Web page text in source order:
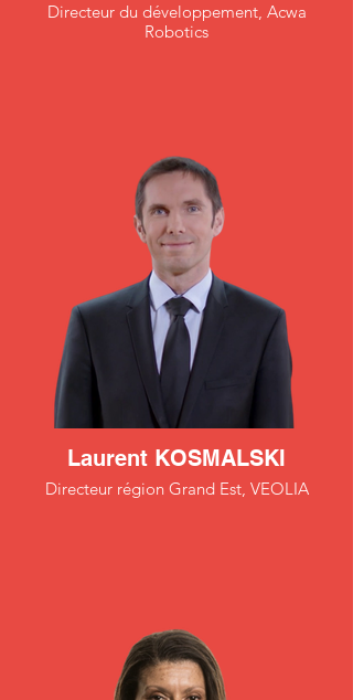
Directeur du développement, Acwa
Robotics
Laurent KOSMALSKI
Directeur région Grand Est, VEOLIA